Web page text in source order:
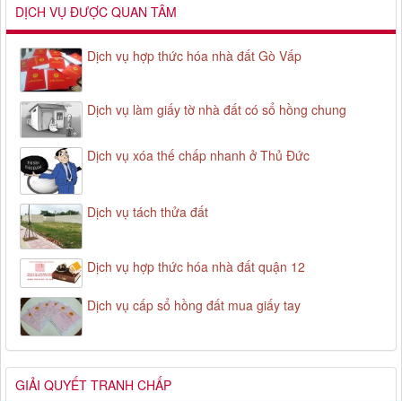
DỊCH VỤ ĐƯỢC QUAN TÂM
Dịch vụ hợp thức hóa nhà đất Gò Vấp
Dịch vụ làm giấy tờ nhà đất có sổ hồng chung
Dịch vụ xóa thế chấp nhanh ở Thủ Đức
Dịch vụ tách thửa đất
Dịch vụ hợp thức hóa nhà đất quận 12
Dịch vụ cấp sổ hồng đất mua giấy tay
GIẢI QUYẾT TRANH CHẤP